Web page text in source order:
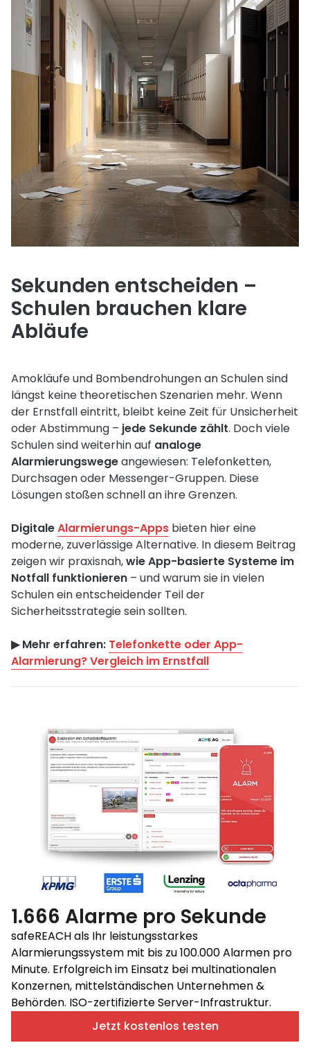
Sekunden entscheiden –
Schulen brauchen klare
Abläufe
Amokläufe und Bombendrohungen an Schulen sind
längst keine theoretischen Szenarien mehr. Wenn
der Ernstfall eintritt, bleibt keine Zeit für Unsicherheit
oder Abstimmung – jede Sekunde zählt. Doch viele
Schulen sind weiterhin auf analoge
Alarmierungswegeangewiesen: Telefonketten,
Durchsagen oder Messenger-Gruppen. Diese
Lösungen stoßen schnell an ihre Grenzen.
DigitaleAlarmierungs-Apps bieten hier eine
moderne, zuverlässige Alternative. In diesem Beitrag
zeigen wir praxisnah,wie App-basierte Systeme im
Notfall funktionieren – und warum sie in vielen
Schulen ein entscheidender Teil der
Sicherheitsstrategie sein sollten.
▶︎ Mehr erfahren: Telefonkette oder App-
Alarmierung? Vergleich im Ernstfall
1.666 Alarme pro Sekunde
safeREACH als Ihr leistungsstarkes
Alarmierungssystem mit bis zu 100.000 Alarmen pro
Minute. Erfolgreich im Einsatz bei multinationalen
Konzernen, mittelständischen Unternehmen &
Behörden. ISO-zertifizierte Server-Infrastruktur.
Jetzt kostenlos testen